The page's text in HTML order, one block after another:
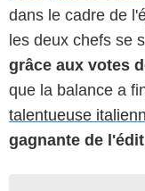
dans le cadre de
les deux chefs se
grâce aux votes
que la balance a
talentueuse
gagnante de